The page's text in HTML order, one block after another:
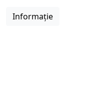
Informație